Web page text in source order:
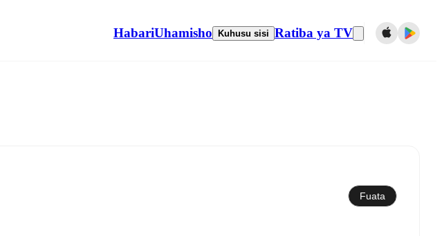
HabariUhamisho Kuhusu sisi Ratiba ya TV
Fuata